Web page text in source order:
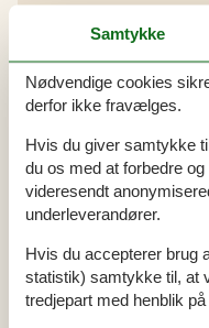
Adgang til ferieboligen
Nøgleboks med kode
Bemærk
Ingen håndværkere efter
Ingen ungdomsgrupper
Rygning er forbudt
Indretning
Antal børn (0-3 år) 1
Antal voksne inkl. 4-11 år
Brændeovn 1
Byggeår 1995
Feriebolig
Frysekapacitet (antal liter)
Samtykke
Nødvendige cookies
derfor ikke fravælges.
Hvis du giver samtykke
du os med at forbedre
videresendt
underleverandører.
Hvis du accepterer brug
statistik) samtykke til, at
tredjepart med henblik